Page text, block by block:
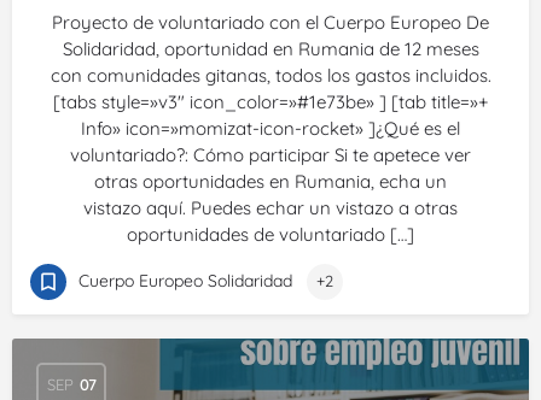
Proyecto de voluntariado con el Cuerpo Europeo De
Solidaridad, oportunidad en Rumania de 12 meses
con comunidades gitanas, todos los gastos incluidos.
[tabs style=»v3″ icon_color=»#1e73be» ] [tab title=»+
Info» icon=»momizat-icon-rocket» ]¿Qué es el
voluntariado?: Cómo participar Si te apetece ver
otras oportunidades en Rumania, echa un
vistazo aquí. Puedes echar un vistazo a otras
oportunidades de voluntariado […]
Cuerpo Europeo Solidaridad +2
SEP 07